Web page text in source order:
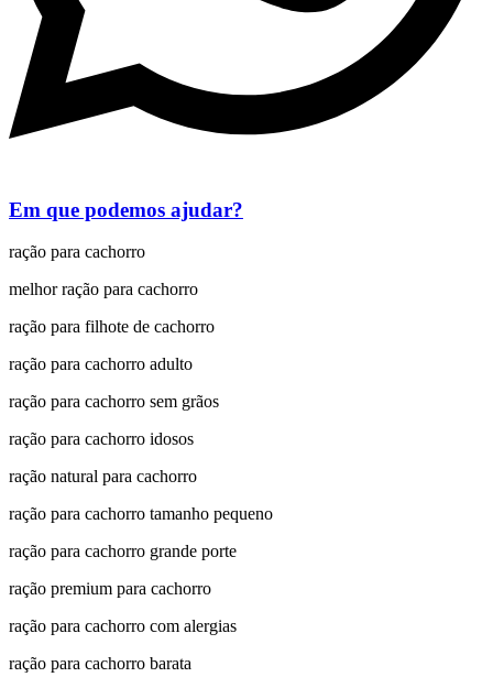
Em que podemos ajudar?
ração para cachorro
melhor ração para cachorro
ração para filhote de cachorro
ração para cachorro adulto
ração para cachorro sem grãos
ração para cachorro idosos
ração natural para cachorro
ração para cachorro tamanho pequeno
ração para cachorro grande porte
ração premium para cachorro
ração para cachorro com alergias
ração para cachorro barata